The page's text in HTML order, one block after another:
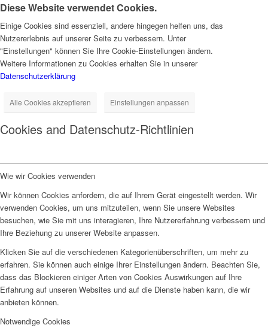
Diese Website verwendet Cookies.
Einige Cookies sind essenziell, andere hingegen helfen uns, das
Nutzererlebnis auf unserer Seite zu verbessern. Unter
"Einstellungen" können Sie Ihre Cookie-Einstellungen ändern.
Weitere Informationen zu Cookies erhalten Sie in unserer
Datenschutzerklärung
Alle Cookies akzeptieren Einstellungen anpassen
Cookies and Datenschutz-Richtlinien
Wie wir Cookies verwenden
Wir können Cookies anfordern, die auf Ihrem Gerät eingestellt werden. Wir
verwenden Cookies, um uns mitzuteilen, wenn Sie unsere Websites
besuchen, wie Sie mit uns interagieren, Ihre Nutzererfahrung verbessern und
Ihre Beziehung zu unserer Website anpassen.
Klicken Sie auf die verschiedenen Kategorienüberschriften, um mehr zu
erfahren. Sie können auch einige Ihrer Einstellungen ändern. Beachten Sie,
dass das Blockieren einiger Arten von Cookies Auswirkungen auf Ihre
Erfahrung auf unseren Websites und auf die Dienste haben kann, die wir
anbieten können.
Notwendige Cookies